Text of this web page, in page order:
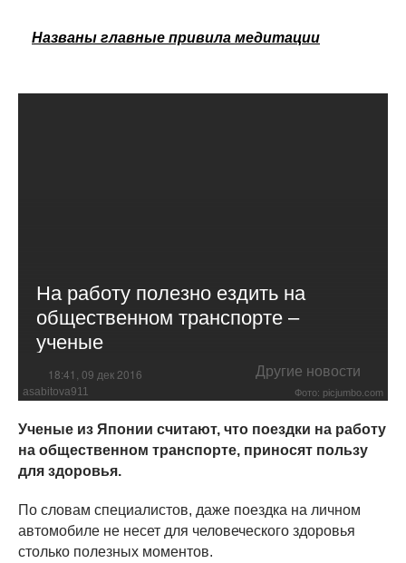
Названы главные привила медитации
На работу полезно ездить на
общественном транспорте –
ученые
18:41, 09 дек 2016 Другие новости
asabitova911 Фото: picjumbo.com
Ученые из Японии считают, что поездки на работу
на общественном транспорте, приносят пользу
для здоровья.
По словам специалистов, даже поездка на личном
автомобиле не несет для человеческого здоровья
столько полезных моментов.